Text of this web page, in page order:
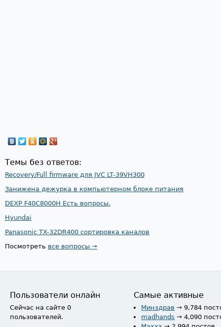
Темы без ответов:
Recovery/Full firmware для JVC LT-39VH300
Занижена дежурка в компьютерном блоке питания
DEXP F40C8000H Есть вопросы.
Hyundai
Panasonic TX-32DR400 сортировка каналов
Посмотреть все вопросы →
Пользователи онлайн
Сейчас на сайте 0
пользователей.
Самые активные
Минздрав → 9,784
madhands → 4,090